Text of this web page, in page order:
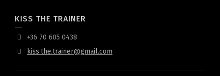
KISS THE TRAINER
+36 70 605 0438
kiss.the.trainer@gmail.com